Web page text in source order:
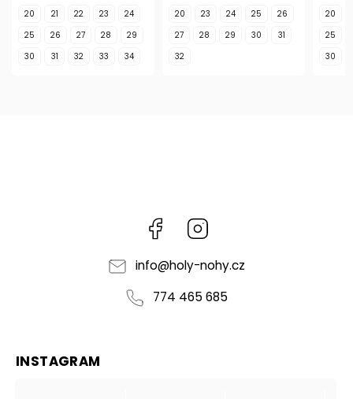
20 21 22 23 24
25 26 27 28 29
30 31 32 33 34
20 23 24 25 26
27 28 29 30 31
32
20
25
30
Facebook
info@holy-nohy.cz
774 465 685
INSTAGRAM